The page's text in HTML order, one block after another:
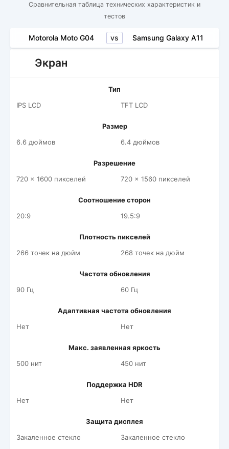
Сравнительная таблица технических характеристик и
тестов
Motorola Moto G04 vs Samsung Galaxy A11
Экран
Тип
IPS LCD
TFT LCD
Размер
6.6 дюймов
6.4 дюймов
Разрешение
720 x 1600 пикселей
720 x 1560 пикселей
Соотношение сторон
20:9
19.5:9
Плотность пикселей
266 точек на дюйм
268 точек на дюйм
Частота обновления
90 Гц
60 Гц
Адаптивная частота обновления
Нет
Нет
Макс. заявленная яркость
500 нит
450 нит
Поддержка HDR
Нет
Нет
Защита дисплея
Закаленное стекло
Закаленное стекло